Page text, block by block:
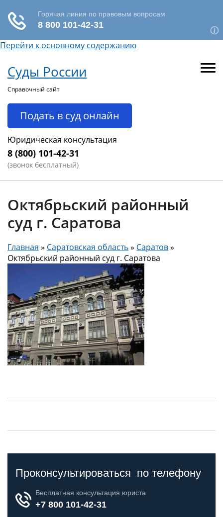
Перейти к основному содержанию
Суды России
Справочный сайт
Подать в суд онлайн
Юридическая консультация
8 (800) 101-42-31
(звонок бесплатный)
Октябрьский районный
суд г. Саратова
Главная » Саратовская область» Саратов»
Октябрьский районный суд г. Саратова